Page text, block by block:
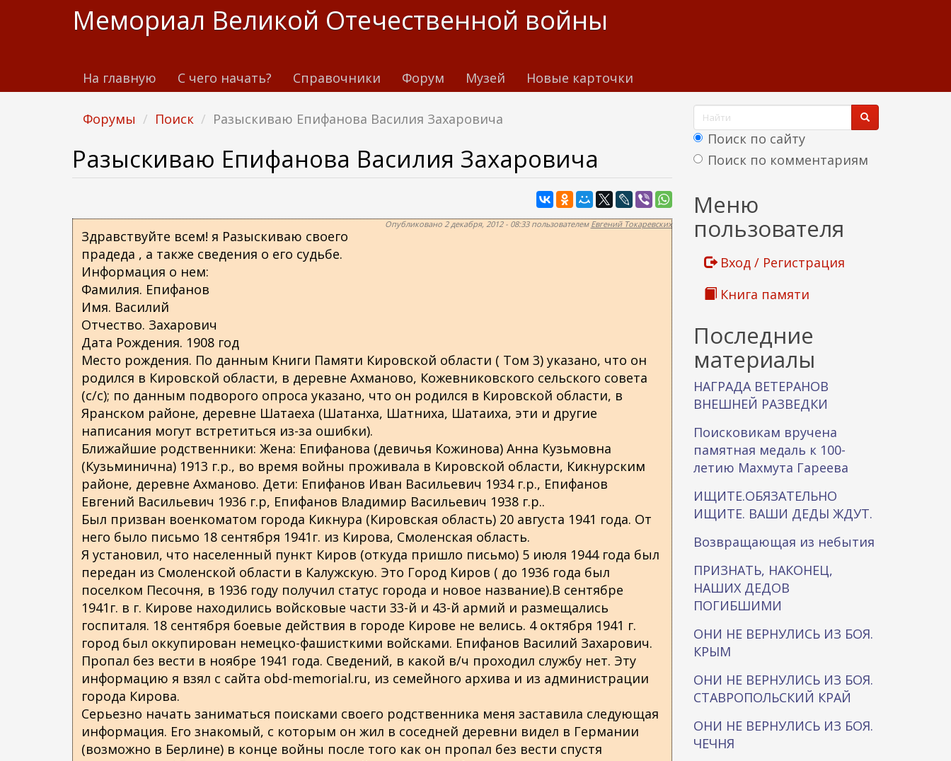
т
Мемориал Великой Отечественной войны
На главную С чего начать? Справочники Форум Музей Новые карточки
Форумы Поиск Разыскиваю Епифанова Василия Захаровича
Разыскиваю Епифанова Василия Захаровича
Опубликовано 2 декабря, 2012 - 08:33 пользователем Евгений Токаревских
Здравствуйте всем! я Разыскиваю своего
прадеда , а также сведения о его судьбе.
Информация о нем:
Фамилия. Епифанов
Имя. Василий
Отчество. Захарович
Дата Рождения. 1908 год
Место рождения. По данным Книги Памяти Кировской области ( Том 3) указано, что он
родился в Кировской области, в деревне Ахманово, Кожевниковского сельского совета
(с/с); по данным подворого опроса указано, что он родился в Кировской области, в
Яранском районе, деревне Шатаеха (Шатанха, Шатниха, Шатаиха, эти и другие
написания могут встретиться из-за ошибки).
Ближайшие родственники: Жена: Епифанова (девичья Кожинова) Анна Кузьмовна
(Кузьминична) 1913 г.р., во время войны проживала в Кировской области, Кикнурским
районе, деревне Ахманово. Дети: Епифанов Иван Васильевич 1934 г.р., Епифанов
Евгений Васильевич 1936 г.р, Епифанов Владимир Васильевич 1938 г.р..
Был призван военкоматом города Кикнура (Кировская область) 20 августа 1941 года. От
него было письмо 18 сентября 1941г. из Кирова, Смоленская область.
Я установил, что населенный пункт Киров (откуда пришло письмо) 5 июля 1944 года был
передан из Смоленской области в Калужскую. Это Город Киров ( до 1936 года был
поселком Песочня, в 1936 году получил статус города и новое название).В сентябре
1941г. в г. Кирове находились войсковые части 33-й и 43-й армий и размещались
госпиталя. 18 сентября боевые действия в городе Кирове не велись. 4 октября 1941 г.
город был оккупирован немецко-фашисткими войсками. Епифанов Василий Захарович.
Пропал без вести в ноябре 1941 года. Сведений, в какой в/ч проходил службу нет. Эту
информацию я взял с сайта obd-memorial.ru, из семейного архива и из администрации
города Кирова.
Серьезно начать заниматься поисками своего родственника меня заставила следующая
информация. Его знакомый, с которым он жил в соседней деревни видел в Германии
(возможно в Берлине) в конце войны после того как он пропал без вести спустя
Ф
о
р
а
п
о
и
к
а
Поиск по сайту
Поиск по комментариям
Меню
пользователя
Вход / Регистрация
Книга памяти
Последние
материалы
НАГРАДА ВЕТЕРАНОВ
ВНЕШНЕЙ РАЗВЕДКИ
Поисковикам вручена
памятная медаль к 100-
летию Махмута Гареева
ИЩИТЕ.ОБЯЗАТЕЛЬНО
ИЩИТЕ. ВАШИ ДЕДЫ ЖДУТ.
Возвращающая из небытия
ПРИЗНАТЬ, НАКОНЕЦ,
НАШИХ ДЕДОВ
ПОГИБШИМИ
ОНИ НЕ ВЕРНУЛИСЬ ИЗ БОЯ.
КРЫМ
ОНИ НЕ ВЕРНУЛИСЬ ИЗ БОЯ.
СТАВРОПОЛЬСКИЙ КРАЙ
ОНИ НЕ ВЕРНУЛИСЬ ИЗ БОЯ.
ЧЕЧНЯ